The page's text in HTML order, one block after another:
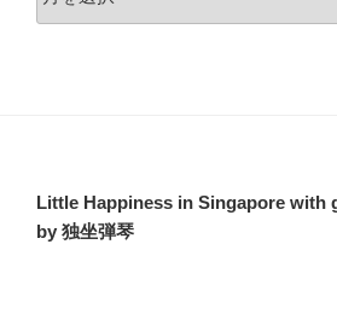
ー
Little Happiness in Singapore with
by 独坐弾琴